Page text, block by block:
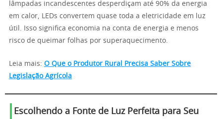
lâmpadas incandescentes desperdiçam até 90% da energia
em calor, LEDs convertem quase toda a eletricidade em luz
útil. Isso significa economia na conta de energia e menos
risco de queimar folhas por superaquecimento.
Leia mais: O Que o Produtor Rural Precisa Saber Sobre
Legislação Agrícola
Escolhendo a Fonte de Luz Perfeita para Seu